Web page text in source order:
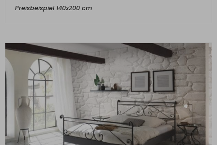
Preisbeispiel 140x200 cm